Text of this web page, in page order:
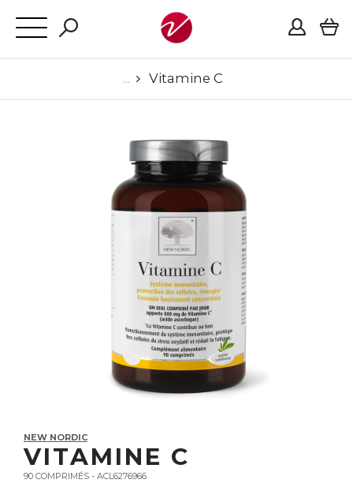
Vitamine C
NEW NORDIC
VITAMINE C
90 COMPRIMÉS - ACL6276966